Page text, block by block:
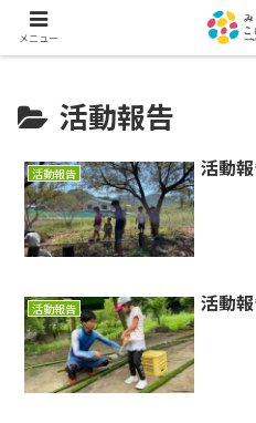
活動報告
活動報告 活動
活動報告 活動
メニュー